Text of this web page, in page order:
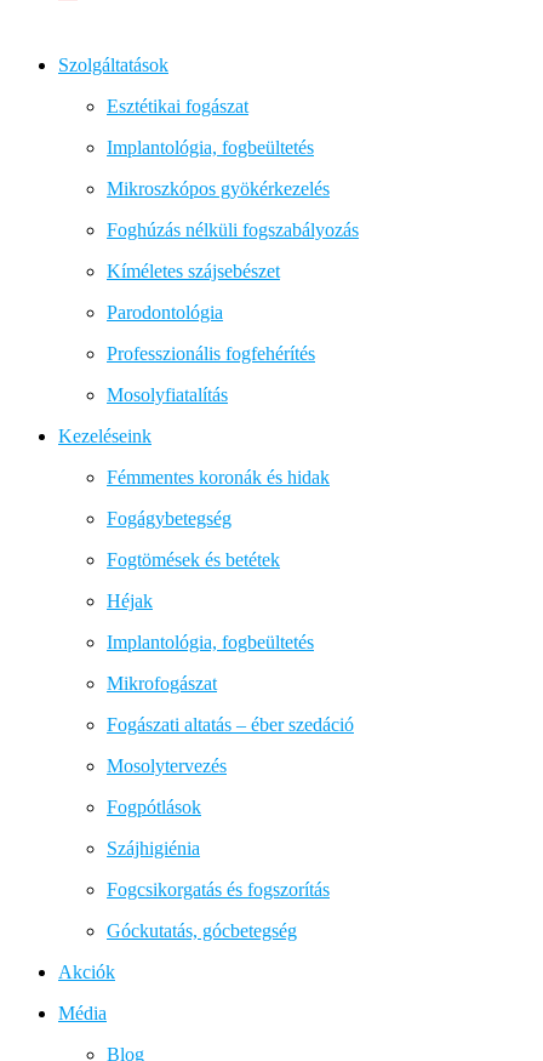
Szolgáltatások
Esztétikai fogászat
Implantológia, fogbeültetés
Mikroszkópos gyökérkezelés
Foghúzás nélküli fogszabályozás
Kíméletes szájsebészet
Parodontológia
Professzionális fogfehérítés
Mosolyfiatalítás
Kezeléseink
Fémmentes koronák és hidak
Fogágybetegség
Fogtömések és betétek
Héjak
Implantológia, fogbeültetés
Mikrofogászat
Fogászati altatás – éber szedáció
Mosolytervezés
Fogpótlások
Szájhigiénia
Fogcsikorgatás és fogszorítás
Góckutatás, gócbetegség
Akciók
Média
Blog